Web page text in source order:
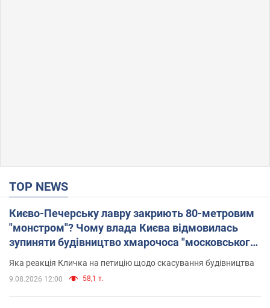
TOP NEWS
Києво-Печерську лавру закриють 80-метровим
"монстром"? Чому влада Києва відмовилась
зупиняти будівництво хмарочоса "московського
вірянина"
Яка реакція Кличка на петицію щодо скасування будівництва
9.08.2026 12:00 58,1 т.